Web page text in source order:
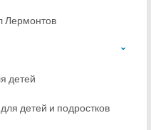
Лермонтов
детей
детей и подростков